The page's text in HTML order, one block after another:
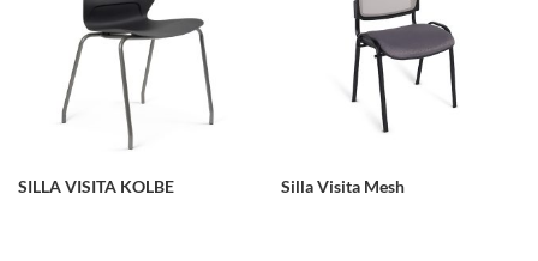
SILLA VISITA KOLBE Silla Visita Mesh